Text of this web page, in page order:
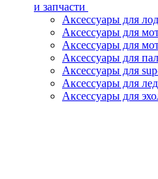
и запчасти
Аксессуары для
Аксессуары для
Аксессуары для
Аксессуары для
Аксессуары для
Аксессуары для
Аксессуары для